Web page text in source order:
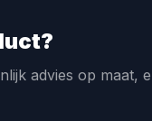
advies op maat,